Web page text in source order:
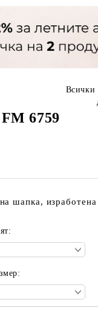
Всички
6759
шапка,